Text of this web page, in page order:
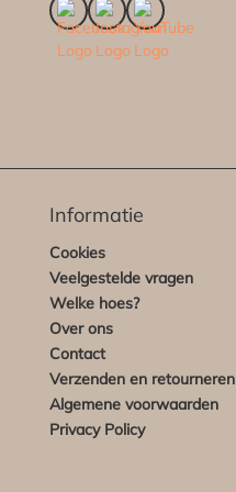
Informatie
Cookies
Veelgestelde vragen
Welke hoes?
Over ons
Contact
Verzenden en retourneren
Algemene voorwaarden
Privacy Policy